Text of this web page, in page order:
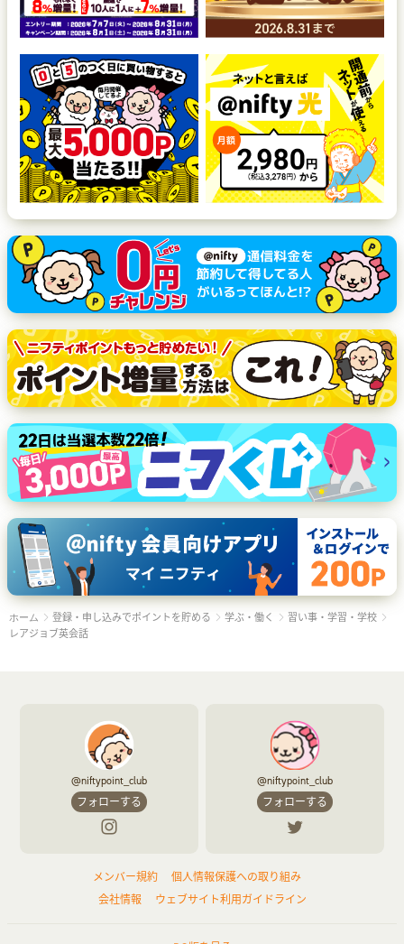
ホーム 登録・申し込みでポイントを貯める 学ぶ・働く
習い事・学習・学校
レアジョブ英会話
@niftypoint_club
フォローする
@niftypoint_club
フォローする
メンバー規約
個人情報保護への取り組み
会社情報
ウェブサイト利用ガイドライン